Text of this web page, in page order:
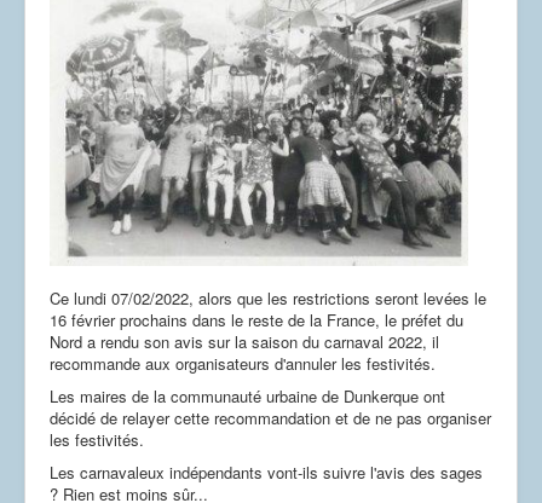
Ce lundi 07/02/2022, alors que les restrictions seront levées le
16 février prochains dans le reste de la France, le préfet du
Nord a rendu son avis sur la saison du carnaval 2022, il
recommande aux organisateurs d'annuler les festivités.
Les maires de la communauté urbaine de Dunkerque ont
décidé de relayer cette recommandation et de ne pas organiser
les festivités.
Les carnavaleux indépendants vont-ils suivre l'avis des sages
? Rien est moins sûr...